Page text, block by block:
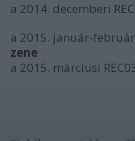
a 2014. decemberi
a 2015. január-
zene
a 2015. márciusi